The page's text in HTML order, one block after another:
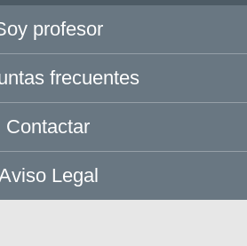
profesor
frecuentes
Contactar
Legal